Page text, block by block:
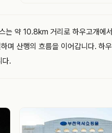
약 10.8km 거리로 하우고개
며 산행의 흐름을 이어갑니다.
다.